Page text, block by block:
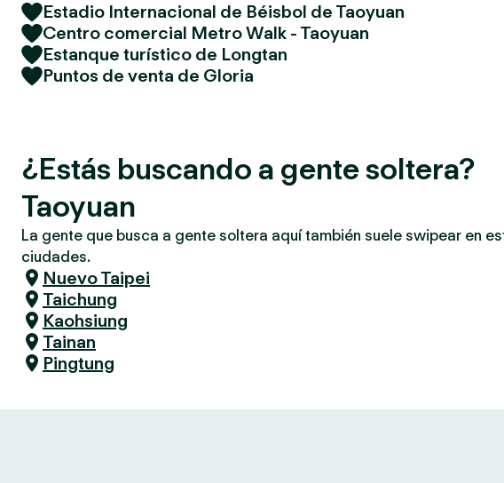
Estadio Internacional de Béisbol de Taoyuan
Centro comercial Metro Walk - Taoyuan
Estanque turístico de Longtan
Puntos de venta de Gloria
¿Estás buscando a gente soltera?
Taoyuan
La gente que busca a gente soltera aquí también suele swipear en
ciudades.
Nuevo Taipei
Taichung
Kaohsiung
Tainan
Pingtung